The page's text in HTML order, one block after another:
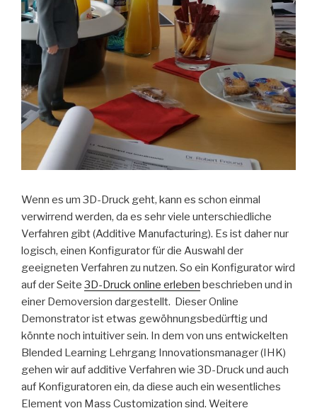
Wenn es um 3D-Druck geht, kann es schon einmal
verwirrend werden, da es sehr viele unterschiedliche
Verfahren gibt (Additive Manufacturing). Es ist daher nur
logisch, einen Konfigurator für die Auswahl der
geeigneten Verfahren zu nutzen. So ein Konfigurator wird
auf der Seite 3D-Druck online erleben beschrieben und in
einer Demoversion dargestellt. Dieser Online
Demonstrator ist etwas gewöhnungsbedürftig und
könnte noch intuitiver sein. In dem von uns entwickelten
Blended Learning Lehrgang Innovationsmanager (IHK)
gehen wir auf additive Verfahren wie 3D-Druck und auch
auf Konfiguratoren ein, da diese auch ein wesentliches
Element von Mass Customization sind. Weitere